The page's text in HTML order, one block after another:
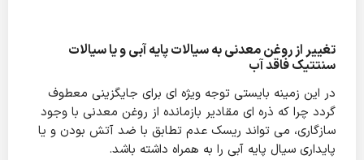
تغییر از روغن معدنی به سیالات پایه آبی و یا سیالات
سنتتیک فاقد آب
در این زمینه بایستی توجه ویژه ای برای جایگزینی معطوف
گردد چرا که ذره ای مقادیر بازمانده از روغن معدنی با وجود
سازگاری، می تواند ریسک عدم تطابق با ضد آتش بودن و یا
پایداری سیال پایه آبی را به همراه داشته باشد.